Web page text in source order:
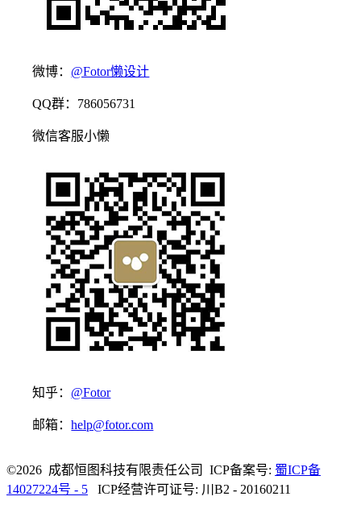
微博： @Fotor懒设计
QQ群：786056731
微信客服小懒
知乎： @Fotor
邮箱：help@fotor.com
©2026 成都恒图科技有限责任公司 ICP备案号: 蜀ICP备
14027224号 - 5 ICP经营许可证号: 川B2 - 20160211